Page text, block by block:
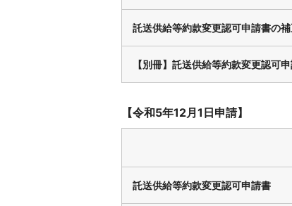
託送供給等約款変更認可申請書の
【別冊】託送供給等約款変更認可
【令和5年12月1日申請】
託送供給等約款変更認可申請書